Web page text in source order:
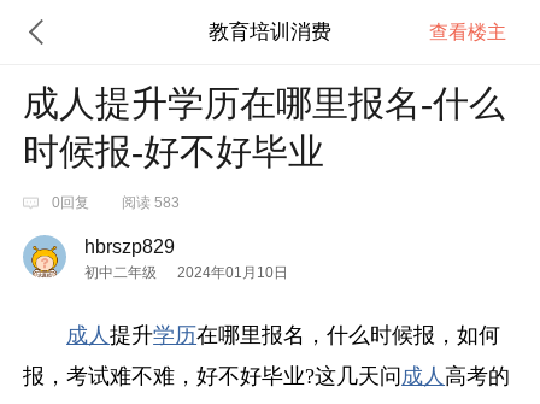
教育培训消费 查看楼主
成人提升学历在哪里报名-什么
时候报-好不好毕业
0回复 阅读 583
hbrszp829
初中二年级 2024年01月10日
成人提升学历在哪里报名，什么时候报，如何
报，考试难不难，好不好毕业?这几天问 成人高考的